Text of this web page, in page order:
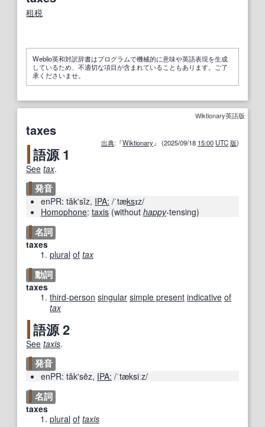
租税
Weblio英和対訳辞書はプログラムで機械的に意味や英語表現を生成
しているため、不適切な項目が含まれていることもあります。ご了
承くださいませ。
Wiktionary英語版
taxes
出典:『Wiktionary』 (2025/09/18 15:00 UTC 版)
語源 1
See tax.
発音
enPR: tăkʹsĭz, IPA: /ˈtæksɪz/
Homophone: taxis (without happy-tensing)
名詞
taxes
plural of tax
動詞
taxes
third-person singular simple present indicative of
tax
語源 2
See taxis.
発音
enPR: tăkʹsēz, IPA: /ˈtæksiːz/
名詞
taxes
plural of taxis